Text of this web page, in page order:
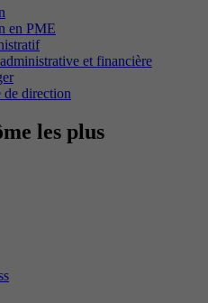
en PME
et financière
de direction
les plus